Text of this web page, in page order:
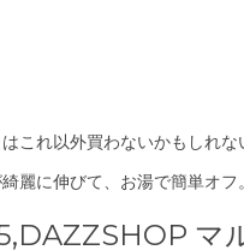
これ以外買わないかもしれな
麗に伸びて、お湯で簡単オ
マ